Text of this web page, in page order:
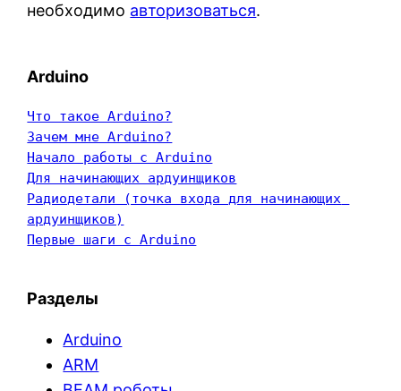
необходимо авторизоваться.
Arduino
Что такое Arduino?
Зачем мне Arduino?
Начало работы с Arduino
Для начинающих ардуинщиков
Радиодетали (точка входа для начинающих
ардуинщиков)
Первые шаги с Arduino
Разделы
Arduino
ARM